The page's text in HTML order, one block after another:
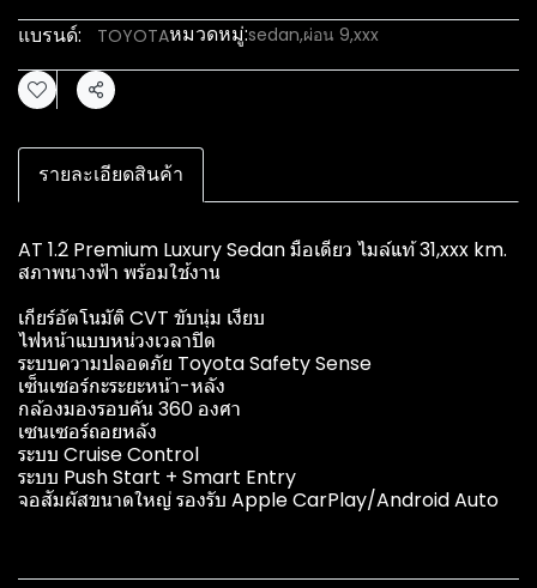
แบรนด์:
TOYOTAหมวดหมู่:sedan,ผ่อน 9,xxx
แชร์
รายละเอียดสินค้า
AT 1.2 Premium Luxury Sedan มือเดียว ไมล์แท้ 31,xxx km.
สภาพนางฟ้า พร้อมใช้งาน
เกียร์อัตโนมัติ CVT ขับนุ่ม เงียบ
ไฟหน้าแบบหน่วงเวลาปิด
ระบบความปลอดภัย Toyota Safety Sense
เซ็นเซอร์กะระยะหน้า-หลัง
กล้องมองรอบคัน 360 องศา
เซนเซอร์ถอยหลัง
ระบบ Cruise Control
ระบบ Push Start + Smart Entry
จอสัมผัสขนาดใหญ่ รองรับ Apple CarPlay/Android Auto